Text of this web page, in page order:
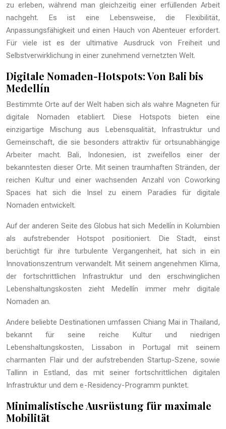
zu erleben, während man gleichzeitig einer erfüllenden Arbeit
nachgeht. Es ist eine Lebensweise, die Flexibilität,
Anpassungsfähigkeit und einen Hauch von Abenteuer erfordert.
Für viele ist es der ultimative Ausdruck von Freiheit und
Selbstverwirklichung in einer zunehmend vernetzten Welt.
Digitale Nomaden-Hotspots: Von Bali bis
Medellín
Bestimmte Orte auf der Welt haben sich als wahre Magneten für
digitale Nomaden etabliert. Diese Hotspots bieten eine
einzigartige Mischung aus Lebensqualität, Infrastruktur und
Gemeinschaft, die sie besonders attraktiv für ortsunabhängige
Arbeiter macht. Bali, Indonesien, ist zweifellos einer der
bekanntesten dieser Orte. Mit seinen traumhaften Stränden, der
reichen Kultur und einer wachsenden Anzahl von Coworking
Spaces hat sich die Insel zu einem Paradies für digitale
Nomaden entwickelt.
Auf der anderen Seite des Globus hat sich Medellín in Kolumbien
als aufstrebender Hotspot positioniert. Die Stadt, einst
berüchtigt für ihre turbulente Vergangenheit, hat sich in ein
Innovationszentrum verwandelt. Mit seinem angenehmen Klima,
der fortschrittlichen Infrastruktur und den erschwinglichen
Lebenshaltungskosten zieht Medellín immer mehr digitale
Nomaden an.
Andere beliebte Destinationen umfassen Chiang Mai in Thailand,
bekannt für seine reiche Kultur und niedrigen
Lebenshaltungskosten, Lissabon in Portugal mit seinem
charmanten Flair und der aufstrebenden Startup-Szene, sowie
Tallinn in Estland, das mit seiner fortschrittlichen digitalen
Infrastruktur und dem e-Residency-Programm punktet.
Minimalistische Ausrüstung für maximale
Mobilität